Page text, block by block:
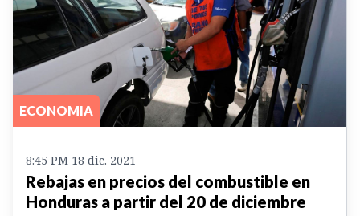
ECONOMIA
8:45 PM 18 dic. 2021
Rebajas en precios del combustible en
Honduras a partir del 20 de diciembre